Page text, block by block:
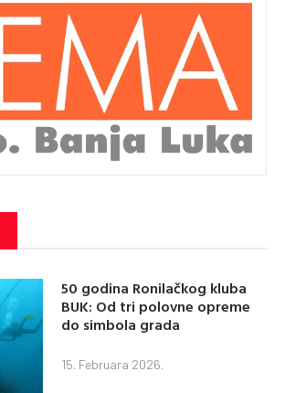
50 godina Ronilačkog kluba
BUK: Od tri polovne opreme
do simbola grada
15. Februara 2026.